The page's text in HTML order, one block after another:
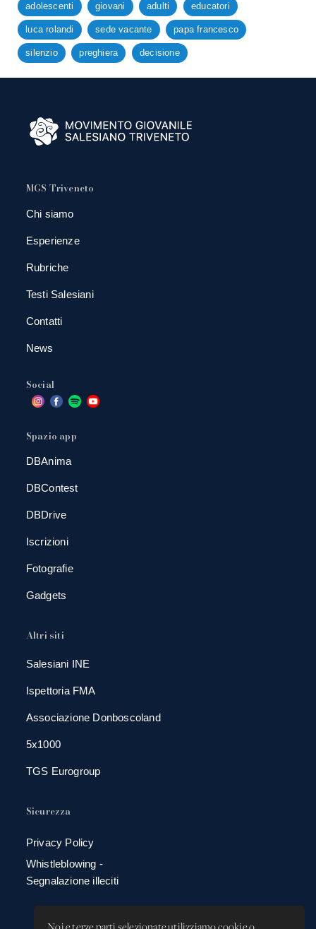
adolescenti giovani adulti educatori
luca rolandi sede vacante papa francesco
silenzio preghiera decisione
MGS Triveneto
Chi siamo
Esperienze
Rubriche
Testi Salesiani
Contatti
News
Social
Spazio app
DBAnima
DBContest
DBDrive
Iscrizioni
Fotografie
Gadgets
Altri siti
Salesiani INE
Ispettoria FMA
Associazione Donboscoland
5x1000
TGS Eurogroup
Sicurezza
Privacy Policy
Whistleblowing -
Segnalazione illeciti